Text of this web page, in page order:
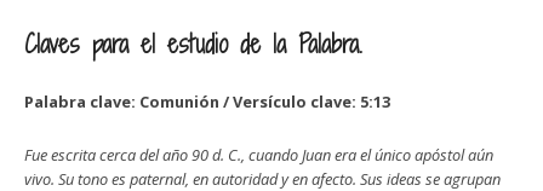
Claves para el estudio de la Palabra.
Palabra clave: Comunión / Versículo clave: 5:13
Fue escrita cerca del año 90 d. C., cuando Juan era el único apóstol aún
vivo. Su tono es paternal, en autoridad y en afecto. Sus ideas se agrupan